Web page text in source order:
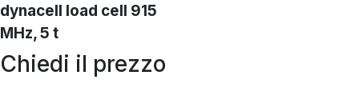
dynacell load cell 915
MHz, 5 t
Chiedi il prezzo